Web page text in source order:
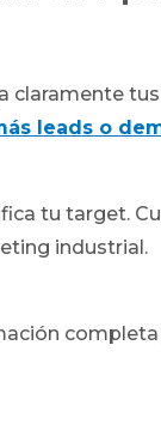
claramente
leads o
tu target.
industrial.